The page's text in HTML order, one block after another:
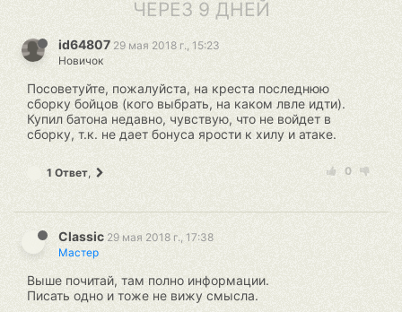
ЧЕРЕЗ 9 ДНЕЙ
id64807 29 мая 2018 г., 15:23
Новичок
Посоветуйте, пожалуйста, на креста последнюю
сборку бойцов (кого выбрать, на каком лвле идти).
Купил батона недавно, чувствую, что не войдет в
сборку, т.к. не дает бонуса ярости к хилу и атаке.
0
1 Ответ,
Classic 29 мая 2018 г., 17:38
Мастер
Выше почитай, там полно информации.
Писать одно и тоже не вижу смысла.